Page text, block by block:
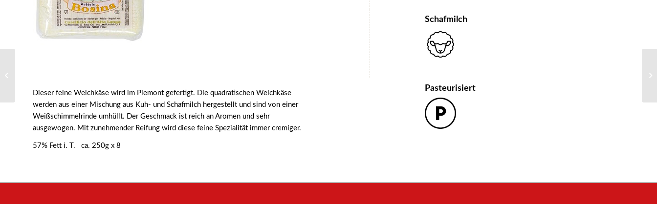
Dieser feine Weichkäse wird im Piemont gefertigt. Die quadratischen Weichkäse
werden aus einer Mischung aus Kuh- und Schafmilch hergestellt und sind von einer
Weißschimmelrinde umhüllt. Der Geschmack ist reich an Aromen und sehr
ausgewogen. Mit zunehmender Reifung wird diese feine Spezialität immer cremiger.
57% Fett i. T. ca. 250g x 8
Schafmilch
Pasteurisiert